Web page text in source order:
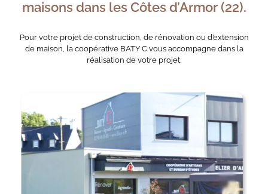
maisons dans les Côtes d’Armor (22).
Pour votre projet de construction, de rénovation ou d’extension
de maison, la coopérative BATY C vous accompagne dans la
réalisation de votre projet.